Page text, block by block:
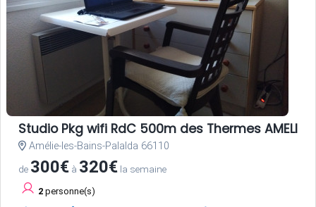
Studio Pkg wifi RdC 500m des Thermes AMELIE
Amélie-les-Bains-Palalda 66110
de 300€ à 320€ la semaine
2 personne(s)